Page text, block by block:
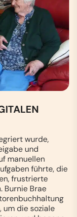
wurde,
und
manuellen
führte, die
frustrierte
Burnie Brae
um die soziale